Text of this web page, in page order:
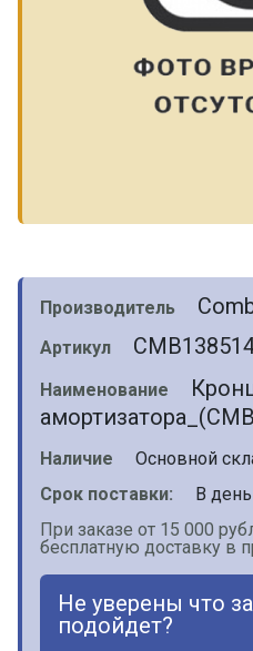
Производитель
Артикул
Наименование
Наличие
Основной
Срок поставки:
В
При заказе от 15 000
бесплатную доставку в
Не уверены что
подойдет?